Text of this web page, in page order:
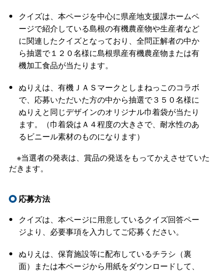
クイズは、本ページを中心に県産地支援課ホームペ
ージで紹介している島根の有機農産物や生産者など
に関連したクイズとなっており、全問正解者の中か
ら抽選で１２０名様に島根県産有機農産物または有
機加工食品が当たります。
ぬりえは、有機ＪＡＳマークとしまねっこのコラボ
で、応募いただいた方の中から抽選で３５０名様に
ぬりえと同じデザインのオリジナル巾着袋が当たり
ます。（巾着袋はＡ４程度の大きさで、耐水性のあ
るビニール素材のものになります）
※当選者の発表は、賞品の発送をもってかえさせていた
だきます。
応募方法
クイズは、本ページに用意しているクイズ回答ペー
ジより、必要事項を入力してご応募ください。
ぬりえは、保育施設等に配布しているチラシ（裏
面）または本ページから用紙をダウンロードして、